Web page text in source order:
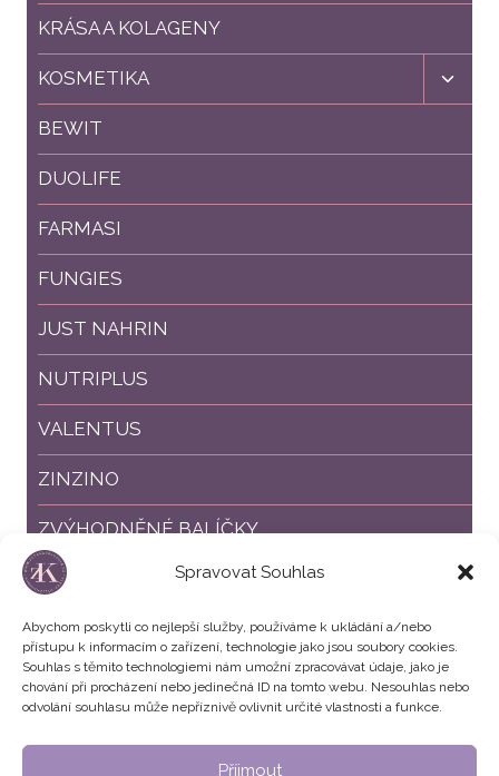
Spravovat Souhlas
Abychom poskytli co nejlepší služby, používáme k ukládání a/nebo
přístupu k informacím o zařízení, technologie jako jsou soubory cookies.
Souhlas s těmito technologiemi nám umožní zpracovávat údaje, jako je
chování při procházení nebo jedinečná ID na tomto webu. Nesouhlas nebo
odvolání souhlasu může nepříznivě ovlivnit určité vlastnosti a funkce.
Příjmout
KRÁSA A KOLAGENY
KOSMETIKA
child
BEWIT
DUOLIFE
FARMASI
FUNGIES
JUST NAHRIN
NUTRIPLUS
VALENTUS
ZINZINO
ZVÝHODNĚNÉ BALÍČKY
SLEVY %